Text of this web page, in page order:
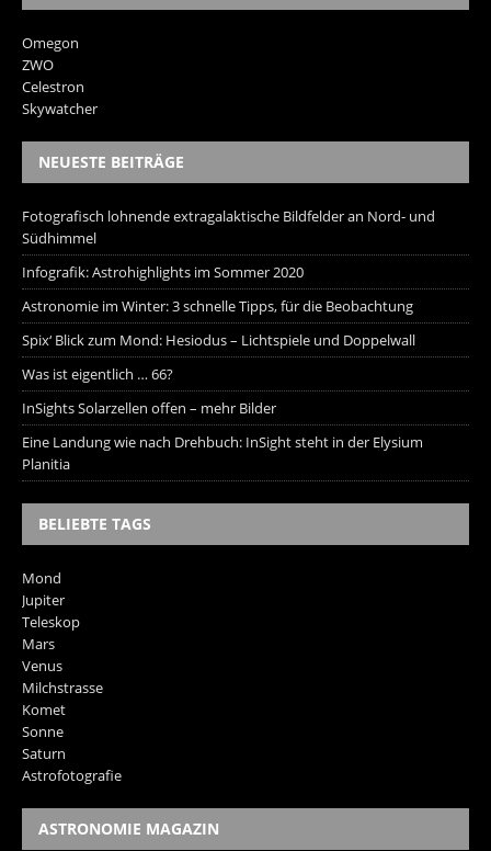
Omegon
ZWO
Celestron
Skywatcher
NEUESTE BEITRÄGE
Fotografisch lohnende extragalaktische Bildfelder an Nord- und
Südhimmel
Infografik: Astrohighlights im Sommer 2020
Astronomie im Winter: 3 schnelle Tipps, für die Beobachtung
Spix‘ Blick zum Mond: Hesiodus – Lichtspiele und Doppelwall
Was ist eigentlich … 66?
InSights Solarzellen offen – mehr Bilder
Eine Landung wie nach Drehbuch: InSight steht in der Elysium
Planitia
BELIEBTE TAGS
Mond
Jupiter
Teleskop
Mars
Venus
Milchstrasse
Komet
Sonne
Saturn
Astrofotografie
ASTRONOMIE MAGAZIN